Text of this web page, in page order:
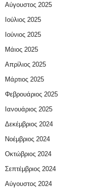
Αύγουστος 2025
Ιούλιος 2025
Ιούνιος 2025
Μάιος 2025
Απρίλιος 2025
Μάρτιος 2025
Φεβρουάριος 2025
Ιανουάριος 2025
Δεκέμβριος 2024
Νοέμβριος 2024
Οκτώβριος 2024
Σεπτέμβριος 2024
Αύγουστος 2024